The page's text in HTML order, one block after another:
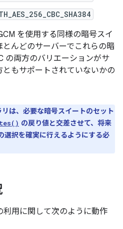
を使用する同様の暗号スイ
んどのサーバーでこれらの暗
の両方のバリエーションがサ
もサポートされていないかの
は、必要な暗号スイートのセット
の戻り値と交差させて、将来
選択を確実に行えるようにする必
用に関して次のように動作